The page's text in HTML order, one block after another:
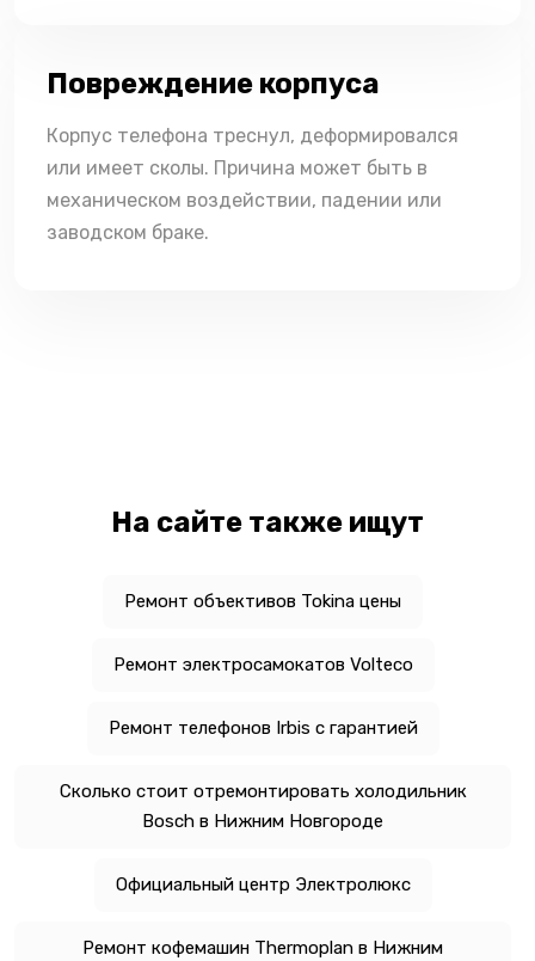
Повреждение корпуса
Корпус телефона треснул, деформировался
или имеет сколы. Причина может быть в
механическом воздействии, падении или
заводском браке.
На сайте также ищут
Ремонт объективов Tokina цены
Ремонт электросамокатов Volteco
Ремонт телефонов Irbis с гарантией
Сколько стоит отремонтировать холодильник
Bosch в Нижним Новгороде
Официальный центр Электролюкс
Ремонт кофемашин Thermoplan в Нижним